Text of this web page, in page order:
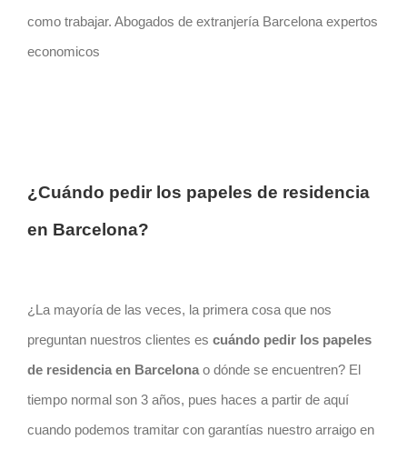
como trabajar. Abogados de extranjería Barcelona expertos
economicos
¿Cuándo pedir los papeles de residencia
en Barcelona?
¿La mayoría de las veces, la primera cosa que nos
preguntan nuestros clientes es cuándo pedir los papeles
de residencia en Barcelona o dónde se encuentren? El
tiempo normal son 3 años, pues haces a partir de aquí
cuando podemos tramitar con garantías nuestro arraigo en